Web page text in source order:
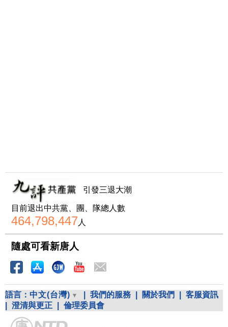
引發三退大潮
目前退出中共黨、團、隊總人數
464,798,447人
隨處可看新唐人
語言： 中文(台灣) 我們的服務 關於我們
客服資訊
澄清與更正 倫理委員會